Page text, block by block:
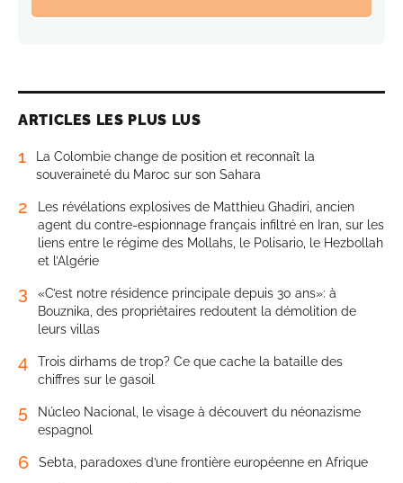
ARTICLES LES PLUS LUS
1
La Colombie change de position et reconnaît la
souveraineté du Maroc sur son Sahara
2
Les révélations explosives de Matthieu Ghadiri, ancien
agent du contre-espionnage français infiltré en Iran, sur les
liens entre le régime des Mollahs, le Polisario, le Hezbollah
et l’Algérie
3
«C’est notre résidence principale depuis 30 ans»: à
Bouznika, des propriétaires redoutent la démolition de
leurs villas
4
Trois dirhams de trop? Ce que cache la bataille des
chiffres sur le gasoil
5
Núcleo Nacional, le visage à découvert du néonazisme
espagnol
6 Sebta, paradoxes d’une frontière européenne en Afrique